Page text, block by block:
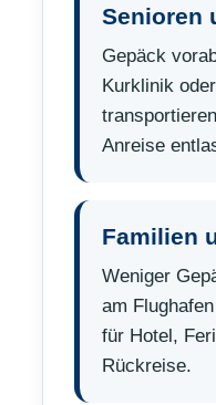
Senioren
Gepäck
Kurklinik
Anreise
Familien
Weniger
am
für Hotel,
Rückreise.